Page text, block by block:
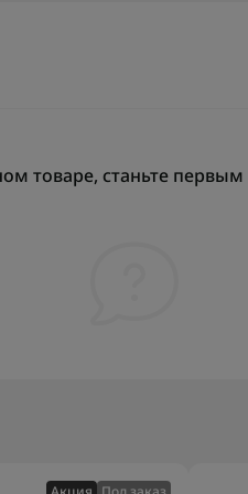
товаре, станьте первым